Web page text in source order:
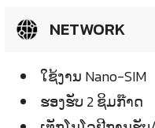
NETWORK
ໃຊ້ງານ Nano-SIM
ຮອງຮັບ 2 ຊິມກ໊າດ